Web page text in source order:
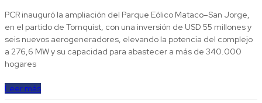
PCR inauguró la ampliación del Parque Eólico Mataco–San Jorge,
en el partido de Tornquist, con una inversión de USD 55 millones y
seis nuevos aerogeneradores, elevando la potencia del complejo
a 276,6 MW y su capacidad para abastecer a más de 340.000
hogares
Leer más